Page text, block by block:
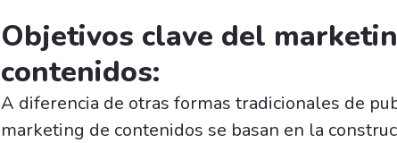
Objetivos clave del
contenidos:
A diferencia de otras formas tradicionales de
marketing de contenidos se basan en la